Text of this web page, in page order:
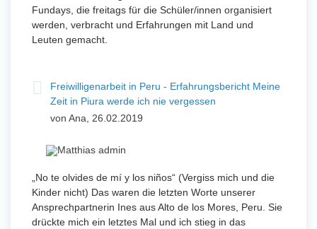
Fundays, die freitags für die Schüler/innen organisiert
werden, verbracht und Erfahrungen mit Land und
Leuten gemacht.
Freiwilligenarbeit in Peru - Erfahrungsbericht Meine
Zeit in Piura werde ich nie vergessen
von Ana, 26.02.2019
„No te olvides de mí y los niños“ (Vergiss mich und die
Kinder nicht) Das waren die letzten Worte unserer
Ansprechpartnerin Ines aus Alto de los Mores, Peru. Sie
drückte mich ein letztes Mal und ich stieg in das